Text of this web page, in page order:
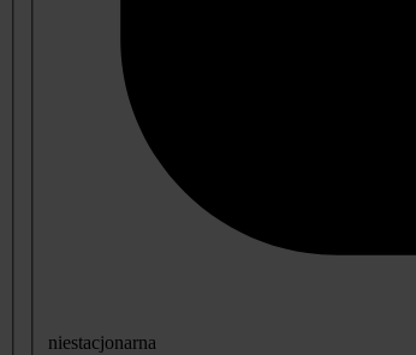
niestacjonarna